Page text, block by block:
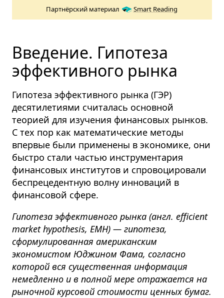
Партнёрский материал Smart Reading
Введение. Гипотеза
эффективного рынка
Гипотеза эффективного рынка (ГЭР)
десятилетиями считалась основной
теорией для изучения финансовых рынков.
С тех пор как математические методы
впервые были применены в экономике, они
быстро стали частью инструментария
финансовых институтов и спровоцировали
беспрецедентную волну инноваций в
финансовой сфере.
Гипотеза эффективного рынка (англ. efficient
market hypothesis, EMH) — гипотеза,
сформулированная американским
экономистом Юджином Фама, согласно
которой вся существенная информация
немедленно и в полной мере отражается на
рыночной курсовой стоимости ценных бумаг.